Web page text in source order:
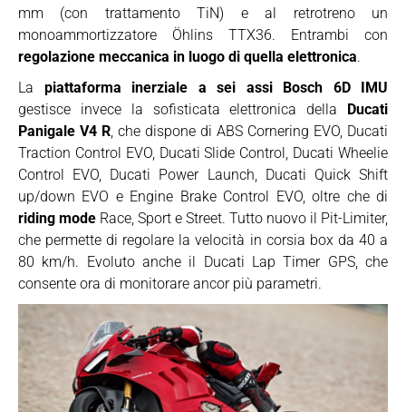
mm (con trattamento TiN) e al retrotreno un
monoammortizzatore Öhlins TTX36. Entrambi con
regolazione meccanica in luogo di quella elettronica.
La piattaforma inerziale a sei assi Bosch 6D IMU
gestisce invece la sofisticata elettronica della Ducati
Panigale V4 R, che dispone di ABS Cornering EVO, Ducati
Traction Control EVO, Ducati Slide Control, Ducati Wheelie
Control EVO, Ducati Power Launch, Ducati Quick Shift
up/down EVO e Engine Brake Control EVO, oltre che di
riding mode Race, Sport e Street. Tutto nuovo il Pit-Limiter,
che permette di regolare la velocità in corsia box da 40 a
80 km/h. Evoluto anche il Ducati Lap Timer GPS, che
consente ora di monitorare ancor più parametri.